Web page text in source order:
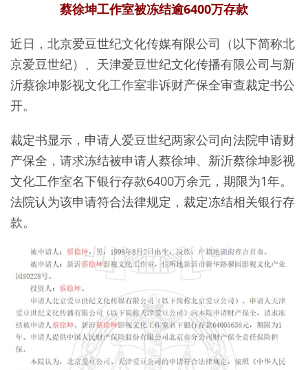
蔡徐坤工作室被冻结逾6400万存款
近日，北京爱豆世纪文化传媒有限公司（以下简称北
京爱豆世纪）、天津爱豆世纪文化传播有限公司与新
沂蔡徐坤影视文化工作室非诉财产保全审查裁定书公
开。
裁定书显示，申请人爱豆世纪两家公司向法院申请财
产保全，请求冻结被申请人蔡徐坤、新沂蔡徐坤影视
文化工作室名下银行存款6400万余元，期限为1年。
法院认为该申请符合法律规定，裁定冻结相关银行存
款。